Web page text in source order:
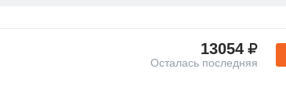
13054
Осталась последняя